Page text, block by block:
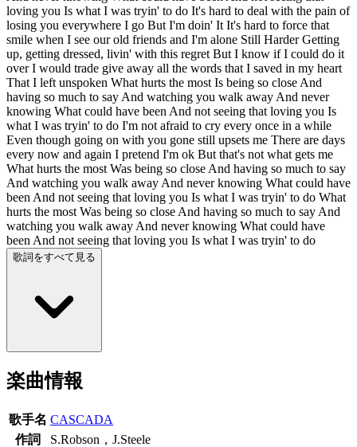
loving you Is what I was tryin' to do It's hard to deal with the pain of
losing you everywhere I go But I'm doin' It It's hard to force that
smile when I see our old friends and I'm alone Still Harder Getting
up, getting dressed, livin' with this regret But I know if I could do it
over I would trade give away all the words that I saved in my heart
That I left unspoken What hurts the most Is being so close And
having so much to say And watching you walk away And never
knowing What could have been And not seeing that loving you Is
what I was tryin' to do I'm not afraid to cry every once in a while
Even though going on with you gone still upsets me There are days
every now and again I pretend I'm ok But that's not what gets me
What hurts the most Was being so close And having so much to say
And watching you walk away And never knowing What could have
been And not seeing that loving you Is what I was tryin' to do What
hurts the most Was being so close And having so much to say And
watching you walk away And never knowing What could have
been And not seeing that loving you Is what I was tryin' to do
歌詞をすべて見る
楽曲情報
歌手名 CASCADA
作詞
S.Robson，J.Steele